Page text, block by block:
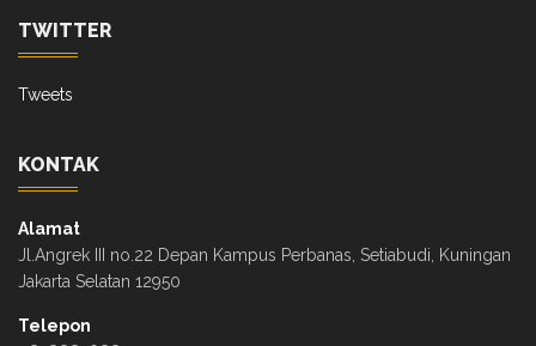
TWITTER
Tweets
KONTAK
Alamat
Jl.Angrek III no.22 Depan Kampus Perbanas, Setiabudi, Kuningan
Jakarta Selatan 12950
Telepon